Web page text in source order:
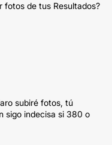
fotos de tus Resultados?
subiré fotos, tú
sigo indecisa si 380 o